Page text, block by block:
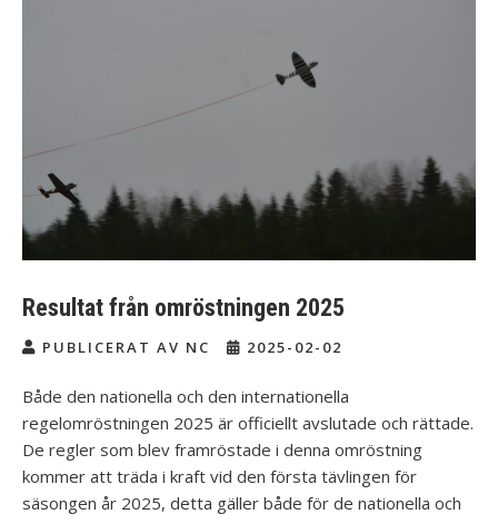
Resultat från omröstningen 2025
PUBLICERAT AV NC 2025-02-02
Både den nationella och den internationella
regelomröstningen 2025 är officiellt avslutade och rättade.
De regler som blev framröstade i denna omröstning
kommer att träda i kraft vid den första tävlingen för
säsongen år 2025, detta gäller både för de nationella och